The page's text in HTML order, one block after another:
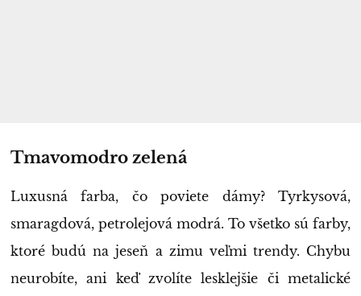
Tmavomodro zelená
Luxusná farba, čo poviete dámy? Tyrkysová,
smaragdová, petrolejová modrá. To všetko sú farby,
ktoré budú na jeseň a zimu veľmi trendy. Chybu
neurobíte, ani keď zvolíte lesklejšie či metalické